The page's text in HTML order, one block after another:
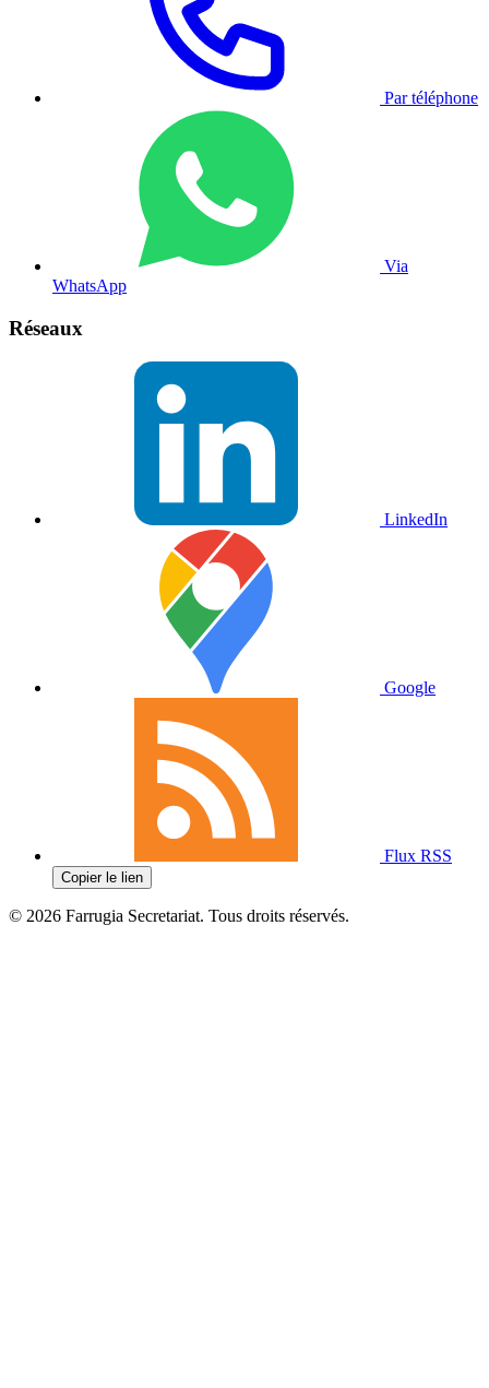
Par téléphone
Via
WhatsApp
Réseaux
LinkedIn
Google
Flux RSS
Copier le lien
© 2026 Farrugia Secretariat. Tous droits réservés.